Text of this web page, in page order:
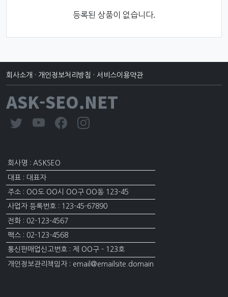
등록된 상품이 없습니다.
회사소개 · 개인정보처리방침 · 서비스이용약관
ASK-SEO.NET
회사명 : ASKSEO
대표 : 대표자
주소 : OO도 OO시 OO구 OO동 123-45
사업자 등록번호 : 123-45-67890
전화 : 02-123-4567
팩스 : 02-123-4568
통신판매업신고번호 : 제 OO구 - 123호
개인정보관리책임자 : email@emailsite.domain